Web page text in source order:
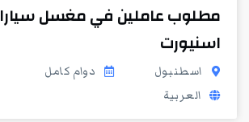
مطلوب عاملين في مغسل
اسنيورت
اسطنبول
دوام كامل
العربية